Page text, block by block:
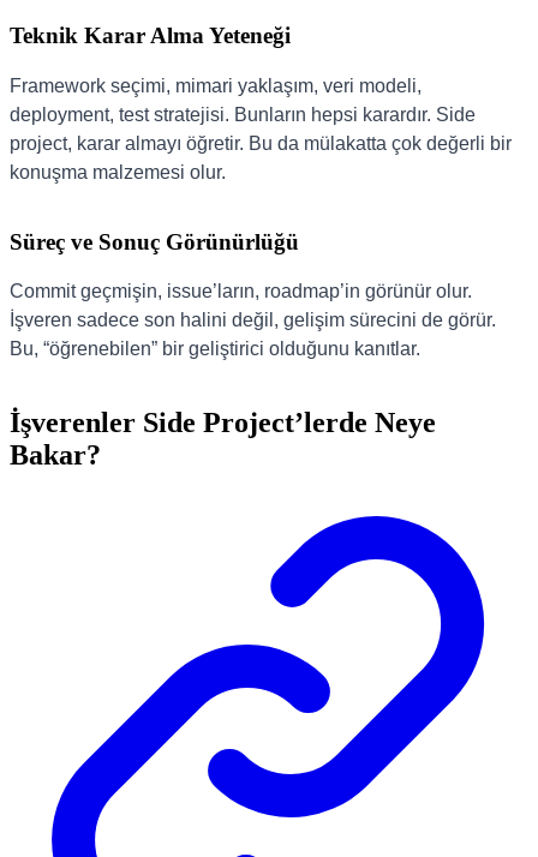
Teknik Karar Alma Yeteneği
Framework seçimi, mimari yaklaşım, veri modeli,
deployment, test stratejisi. Bunların hepsi karardır. Side
project, karar almayı öğretir. Bu da mülakatta çok değerli bir
konuşma malzemesi olur.
Süreç ve Sonuç Görünürlüğü
Commit geçmişin, issue’ların, roadmap’in görünür olur.
İşveren sadece son halini değil, gelişim sürecini de görür.
Bu, “öğrenebilen” bir geliştirici olduğunu kanıtlar.
İşverenler Side Project’lerde Neye
Bakar?